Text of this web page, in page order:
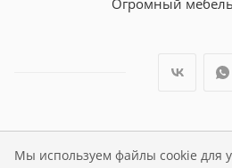
Мы используем файлы cookie для
Огромный